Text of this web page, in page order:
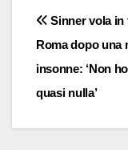
articoli
Sinner vola in
Roma dopo una
insonne: ‘Non
quasi nulla’